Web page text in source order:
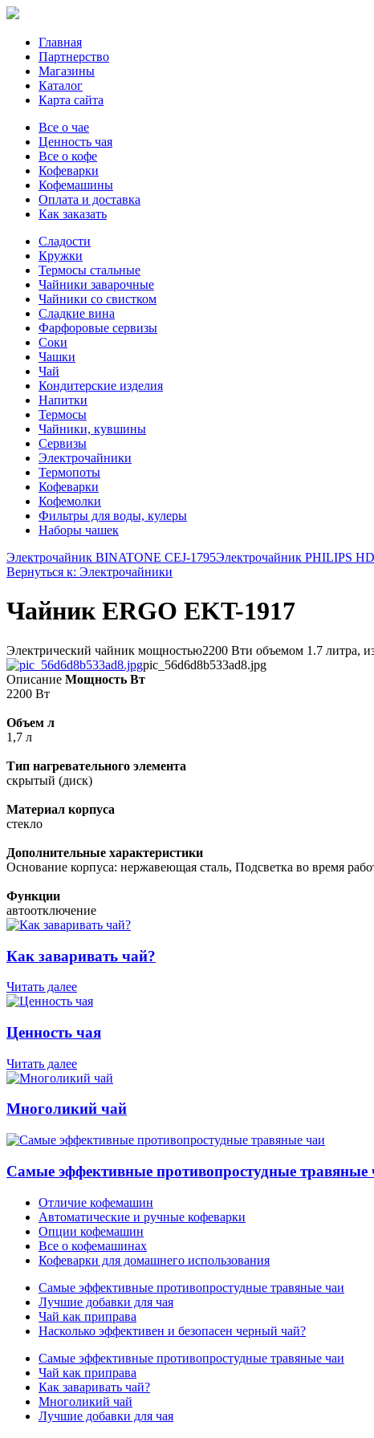
Главная
Партнерство
Магазины
Каталог
Карта сайта
Все о чае
Ценность чая
Все о кофе
Кофеварки
Кофемашины
Оплата и доставка
Как заказать
Сладости
Кружки
Термосы стальные
Чайники заварочные
Чайники со свистком
Сладкие вина
Фарфоровые сервизы
Соки
Чашки
Чай
Кондитерские изделия
Напитки
Термосы
Чайники, кувшины
Сервизы
Электрочайники
Термопоты
Кофеварки
Кофемолки
Фильтры для воды, кулеры
Наборы чашек
Электрочайник BINATONE CEJ-1795Электрочайник PHILIPS
Вернуться к: Электрочайники
Чайник ERGO EKT-1917
Электрический чайник мощностью2200 Вти объемом 1.7 литра,
pic_56d6d8b533ad8.jpg
Описание Мощность Вт
2200 Вт
Объем л
1,7 л
Тип нагревательного элемента
скрытый (диск)
Материал корпуса
стекло
Дополнительные характеристики
Основание корпуса: нержавеющая сталь, Подсветка во время
Функции
автоотключение
Как заваривать чай?
Читать далее
Ценность чая
Читать далее
Многоликий чай
Самые эффективные противопростудные травяные
Отличие кофемашин
Автоматические и ручные кофеварки
Опции кофемашин
Все о кофемашинах
Кофеварки для домашнего использования
Самые эффективные противопростудные травяные чаи
Лучшие добавки для чая
Чай как приправа
Насколько эффективен и безопасен черный чай?
Самые эффективные противопростудные травяные чаи
Чай как приправа
Как заваривать чай?
Многоликий чай
Лучшие добавки для чая